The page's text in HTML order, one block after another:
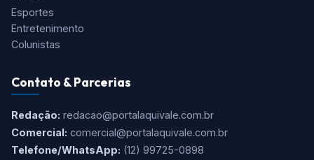
Cidades
São José dos Campos
Caçapava
Litoral